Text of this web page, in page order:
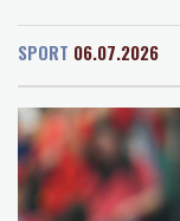
Dresden
Baden-Baden
Saudi-Arabien,
Polizei entdeckt
Kerpen -
Xiaomi Skynomad:
SUV-Markt
SPORT 06.07.2026